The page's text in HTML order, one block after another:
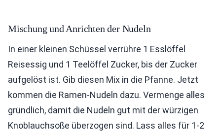
Mischung und Anrichten der Nudeln
In einer kleinen Schüssel verrühre 1 Esslöffel
Reisessig und 1 Teelöffel Zucker, bis der Zucker
aufgelöst ist. Gib diesen Mix in die Pfanne. Jetzt
kommen die Ramen-Nudeln dazu. Vermenge alles
gründlich, damit die Nudeln gut mit der würzigen
Knoblauchsoße überzogen sind. Lass alles für 1-2